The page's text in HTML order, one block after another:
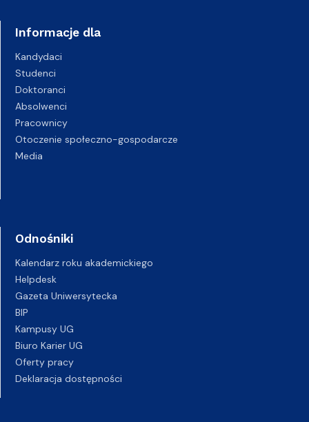
Informacje dla
Kandydaci
Studenci
Doktoranci
Absolwenci
Pracownicy
Otoczenie społeczno-gospodarcze
Media
Odnośniki
Kalendarz roku akademickiego
Helpdesk
Gazeta Uniwersytecka
BIP
Kampusy UG
Biuro Karier UG
Oferty pracy
Deklaracja dostępności